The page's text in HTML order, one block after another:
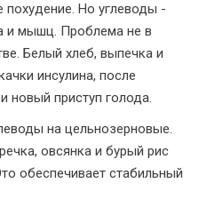
Но углеводы -
и мышц. Проблема не в
Белый хлеб, выпечка и
инсулина, после
новый приступ голода.
на цельнозерновые.
овсянка и бурый рис
обеспечивает стабильный